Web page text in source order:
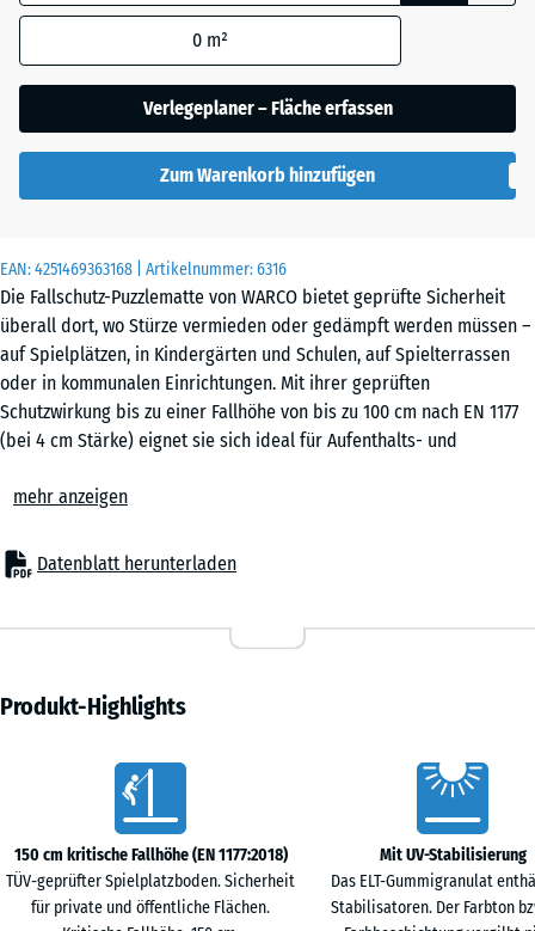
EAN:4251469363168 | Artikelnummer:6316
Die Fallschutz-Puzzlematte von WARCO bietet geprüfte Sicherheit
überall dort, wo Stürze vermieden oder gedämpft werden müssen –
auf Spielplätzen, in Kindergärten und Schulen, auf Spielterrassen
oder in kommunalen Einrichtungen. Mit ihrer geprüften
Schutzwirkung bis zu einer Fallhöhe von bis zu 100 cm nach EN 1177
(bei 4 cm Stärke) eignet sie sich ideal für Aufenthalts- und
Spielflächen. Auch in Senioreneinrichtungen, in der Rehabilitation
bewährter Bodenbelag, der Sicherheit, Komfort und
Wirtschaftlichkeit verbindet.
– Spielbereiche für kleine Kinder, Balancier- und Bewegungszonen
– Terrassen mit Spielgeräten oder Aufenthaltsbereichen
– Fitness- und Outdoor-Fitnessanlagen
therapeutische Räume
Material & Aufbau
Die Platten bestehen aus PU-gebundenem Gummigranulat. Die
elastische, rutschhemmende Oberfläche ist robust und dauerhaft
belastbar. Erhältlich in 3 oder 4 cm Stärke, bieten die Puzzlematten
mehr anzeigen
Datenblatt herunterladen
Abmessung wird
Produktdaten nicht
anders angegeben)
für die
Bedarfsberechnung
x
50
x 4
cm
|
0,25
m²
x
50
0,25
- € 6,50
50
x 3
- € 3,60
0 m²
Verlegeplaner – Fläche erfassen
Zum Warenkorb hinzufügen
Produkt-Highlights
150 cm kritische Fallhöhe (EN 1177:2018)
TÜV-geprüfter Spielplatzboden. Sicherheit
für private und öffentliche Flächen.
Mit UV-Stabilisierung
Das ELT-Gummigranulat
Stabilisatoren. Der Farbton